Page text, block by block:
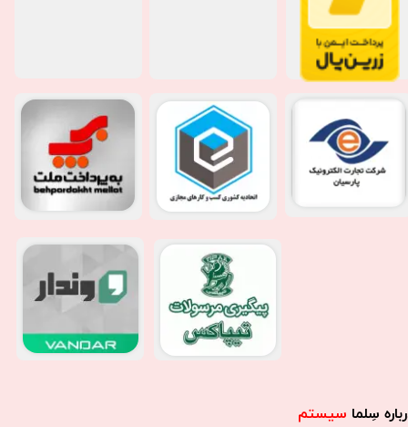
سِلما سیستم​​​​​​​